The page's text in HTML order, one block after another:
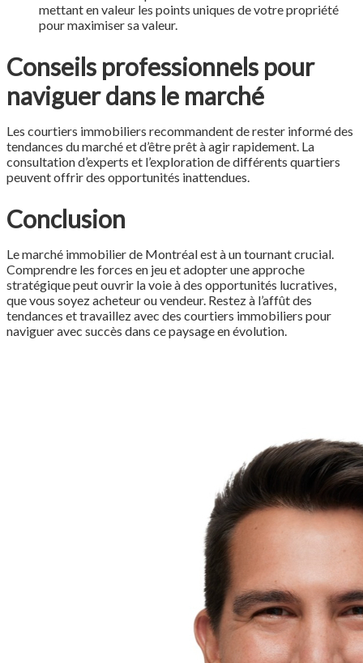
mettant en valeur les points uniques de votre propriété
pour maximiser sa valeur.
Conseils professionnels pour
naviguer dans le marché
Les courtiers immobiliers recommandent de rester informé des
tendances du marché et d’être prêt à agir rapidement. La
consultation d’experts et l’exploration de différents quartiers
peuvent offrir des opportunités inattendues.
Conclusion
Le marché immobilier de Montréal est à un tournant crucial.
Comprendre les forces en jeu et adopter une approche
stratégique peut ouvrir la voie à des opportunités lucratives,
que vous soyez acheteur ou vendeur. Restez à l’affût des
tendances et travaillez avec des courtiers immobiliers pour
naviguer avec succès dans ce paysage en évolution.